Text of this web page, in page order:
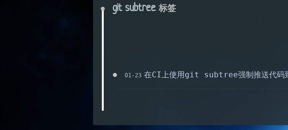
git subtree 标签
在CI上使用git subtree强制推送代码
01-23